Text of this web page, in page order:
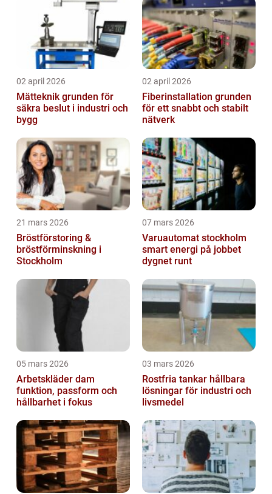
02 april 2026
Mätteknik grunden för
säkra beslut i industri och
bygg
02 april 2026
Fiberinstallation grunden
för ett snabbt och stabilt
nätverk
21 mars 2026
Bröstförstoring &
bröstförminskning i
Stockholm
07 mars 2026
Varuautomat stockholm
smart energi på jobbet
dygnet runt
05 mars 2026
Arbetskläder dam
funktion, passform och
hållbarhet i fokus
03 mars 2026
Rostfria tankar hållbara
lösningar för industri och
livsmedel